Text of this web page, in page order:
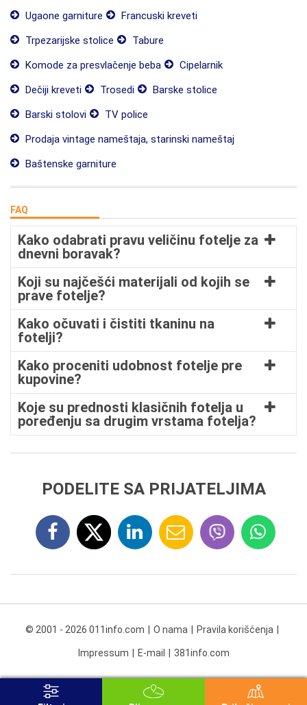
Ugaone garniture
Francuski kreveti
Trpezarijske stolice
Tabure
Komode za presvlačenje beba
Cipelarnik
Dečiji kreveti
Trosedi
Barske stolice
Barski stolovi
TV police
Prodaja vintage nameštaja, starinski nameštaj
Baštenske garniture
FAQ
Kako odabrati pravu veličinu fotelje za
dnevni boravak?
Koji su najčešći materijali od kojih se
prave fotelje?
Kako očuvati i čistiti tkaninu na
fotelji?
Kako proceniti udobnost fotelje pre
kupovine?
Koje su prednosti klasičnih fotelja u
poređenju sa drugim vrstama fotelja?
PODELITE SA PRIJATELJIMA
© 2001 - 2026 011info.com O nama Pravila korišćenja
Impressum E-mail 381info.com